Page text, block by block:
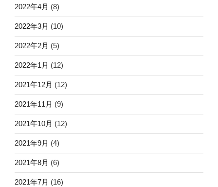
2022年4月 (8)
2022年3月 (10)
2022年2月 (5)
2022年1月 (12)
2021年12月 (12)
2021年11月 (9)
2021年10月 (12)
2021年9月 (4)
2021年8月 (6)
2021年7月 (16)